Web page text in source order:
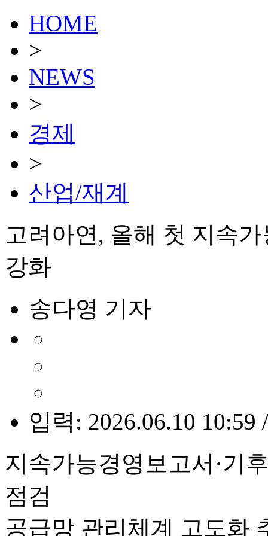
HOME
>
NEWS
>
경제
>
산업/재계
고려아연, 올해 첫 지속
강화
송다영 기자
입력: 2026.06.10 10:59
지속가능경영보고서·기
점검
공급망 관리체계 고도화